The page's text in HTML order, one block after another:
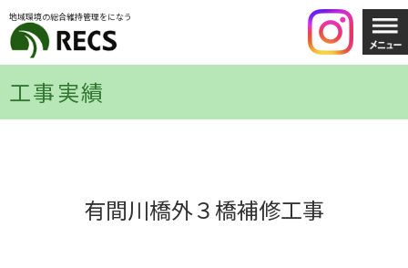
地域環境の総合維持管理をになう
工事実績
有間川橋外３橋補修工事